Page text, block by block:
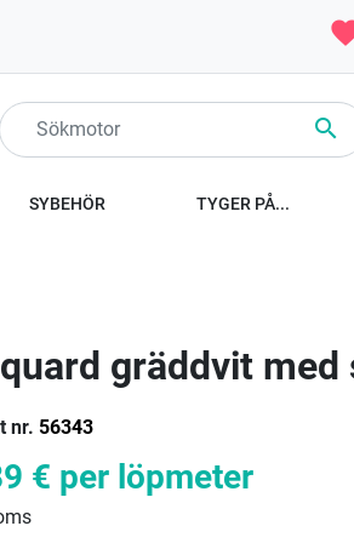

SYBEHÖR TYGER PÅ...
gräddvit med
nr. 56343
€ per löpmeter